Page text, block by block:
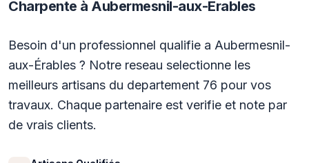
Charpente à Aubermesnil-aux-Érables
Besoin d'un professionnel qualifie a Aubermesnil-
aux-Érables ? Notre reseau selectionne les
meilleurs artisans du departement 76 pour vos
travaux. Chaque partenaire est verifie et note par
de vrais clients.